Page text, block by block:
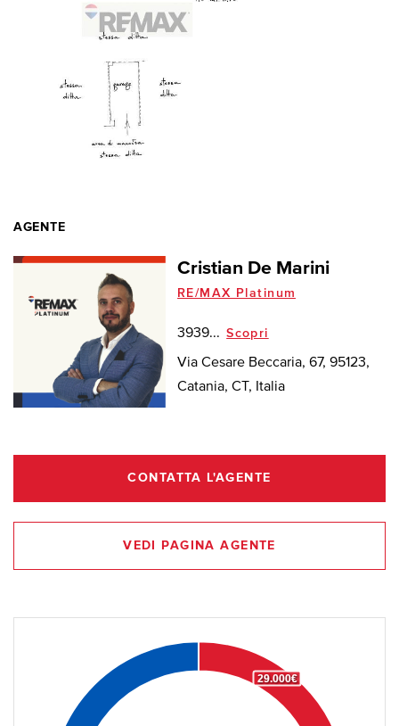
AGENTE
Cristian De Marini
RE/MAX Platinum
3939... Scopri
Via Cesare Beccaria, 67, 95123,
Catania, CT, Italia
CONTATTA L'AGENTE
VEDI PAGINA AGENTE
29.000€